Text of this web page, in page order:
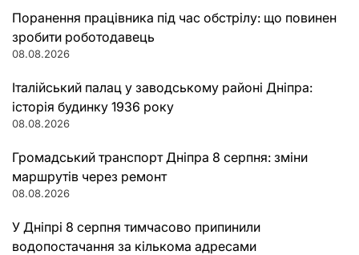
Поранення працівника під час обстрілу: що повинен
зробити роботодавець
08.08.2026
Італійський палац у заводському районі Дніпра:
історія будинку 1936 року
08.08.2026
Громадський транспорт Дніпра 8 серпня: зміни
маршрутів через ремонт
08.08.2026
У Дніпрі 8 серпня тимчасово припинили
водопостачання за кількома адресами